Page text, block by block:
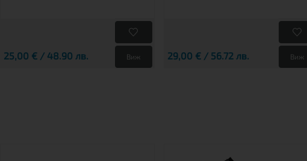
25,00 € / 48.90 лв. Виж 29,00 € / 56.72 лв. Виж